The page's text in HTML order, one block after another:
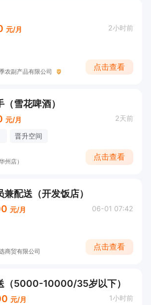
元/月 2小时前
农副产品有限公司
点击查看
雪花啤酒）
元/月 2天前
晋升空间
州店）
点击查看
配送（开发饭店）
元/月 06-01 07:42
商贸有限公司
点击查看
（5000-10000/35岁以下）
元/月 1小时前